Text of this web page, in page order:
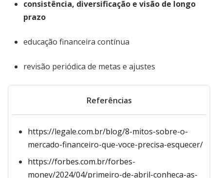
consistência, diversificação e visão de longo
prazo
educação financeira contínua
revisão periódica de metas e ajustes
Referências
https://legale.com.br/blog/8-mitos-sobre-o-
mercado-financeiro-que-voce-precisa-esquecer/
https://forbes.com.br/forbes-
money/2024/04/primeiro-de-abril-conheca-as-